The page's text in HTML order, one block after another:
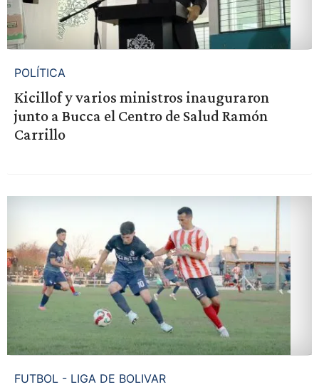
POLÍTICA
Kicillof y varios ministros inauguraron
junto a Bucca el Centro de Salud Ramón
Carrillo
FUTBOL - LIGA DE BOLIVAR